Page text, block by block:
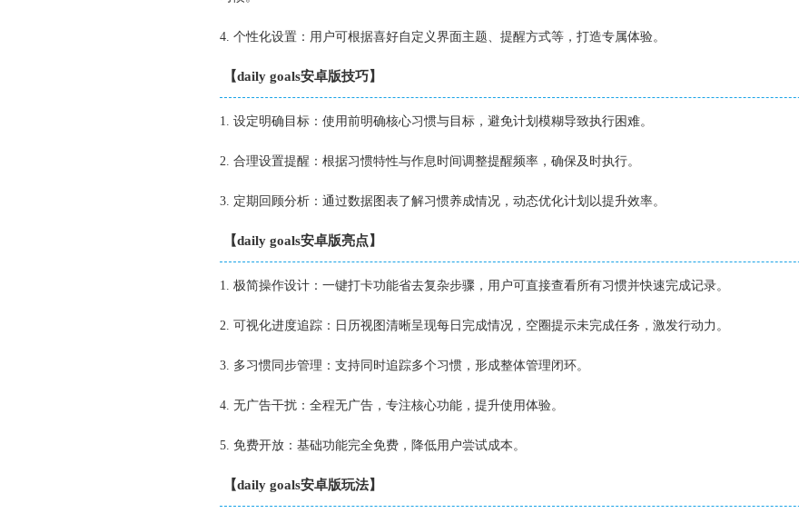
4. 个性化设置：用户可根据喜好自定义界面主题、提醒方式等，打造专属体验。
【daily goals安卓版技巧】
1. 设定明确目标：使用前明确核心习惯与目标，避免计划模糊导致执行困难。
2. 合理设置提醒：根据习惯特性与作息时间调整提醒频率，确保及时执行。
3. 定期回顾分析：通过数据图表了解习惯养成情况，动态优化计划以提升效率。
【daily goals安卓版亮点】
1. 极简操作设计：一键打卡功能省去复杂步骤，用户可直接查看所有习惯并快速完成记录。
2. 可视化进度追踪：日历视图清晰呈现每日完成情况，空圈提示未完成任务，激发行动力。
3. 多习惯同步管理：支持同时追踪多个习惯，形成整体管理闭环。
4. 无广告干扰：全程无广告，专注核心功能，提升使用体验。
5. 免费开放：基础功能完全免费，降低用户尝试成本。
【daily goals安卓版玩法】